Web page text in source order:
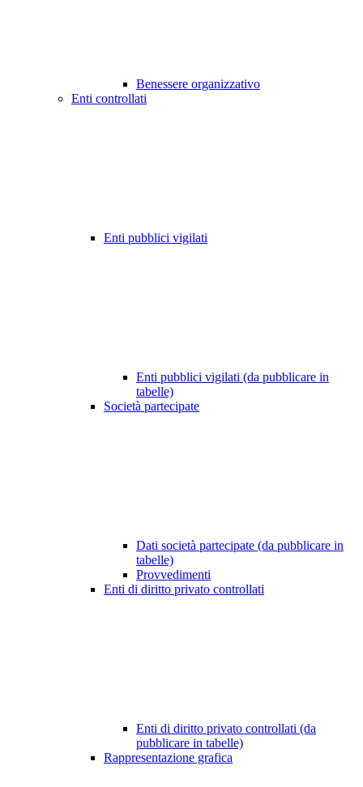
Benessere organizzativo
Enti controllati
Enti pubblici vigilati
Enti pubblici vigilati (da pubblicare in
tabelle)
Società partecipate
Dati società partecipate (da pubblicare in
tabelle)
Provvedimenti
Enti di diritto privato controllati
Enti di diritto privato controllati (da
pubblicare in tabelle)
Rappresentazione grafica